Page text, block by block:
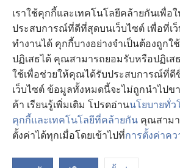
เราใช้คุกกี้และเทคโนโลยีคล้ายกันเพื่อ
ประสบการณ์ที่ดีที่สุดบนเว็บไซต์ เพื่อที่เว็
ทำงานได้ คุกกี้บางอย่างจำเป็นต้องถูกใ
ปฏิเสธได้ คุณสามารถยอมรับหรือปฏิเส
ใช้เพื่อช่วยให้คุณได้รับประสบการณ์ที่ดี
เว็บไซต์ ข้อมูลทั้งหมดนี้จะไม่ถูกนำไปข
ค้า เรียนรู้เพิ่มเติม โปรดอ่านนโยบายทั่ว
คุกกี้และเทคโนโลยีที่คล้ายกัน คุณสามา
ตั้งค่าได้ทุกเมื่อโดยเข้าไปที่การตั้งค่าค
หน้าต่าง
ใหม่) JW Library®
ห้องสมุดว็อชเทาเวอร์ ®
Copyright© 2026 Watch Tower Bible and Tract
เงื่อนไขการใช้งาน| นโยบายการคุ้มครองข้อมู